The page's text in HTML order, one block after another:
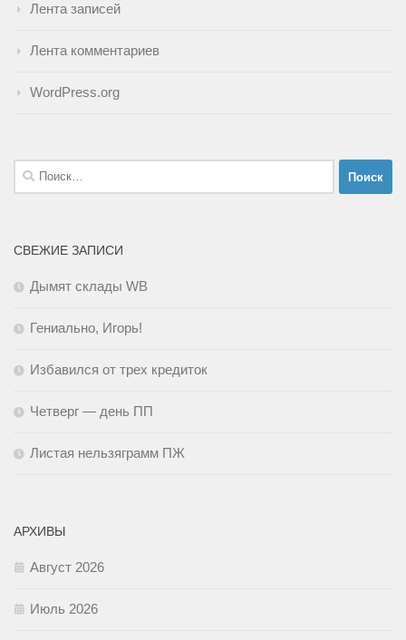
Лента записей
Лента комментариев
WordPress.org
Найти:
СВЕЖИЕ ЗАПИСИ
Дымят склады WB
Гениально, Игорь!
Избавился от трех кредиток
Четверг — день ПП
Листая нельзяграмм ПЖ
АРХИВЫ
Август 2026
Июль 2026